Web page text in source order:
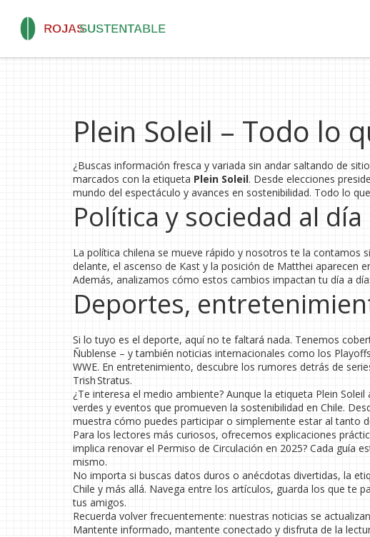
Plein Soleil – Todo lo
¿Buscas información fresca y variada sin andar saltando de
marcados con la etiqueta Plein Soleil. Desde elecciones
mundo del espectáculo y avances en sostenibilidad. Todo lo
Política y sociedad al día
La política chilena se mueve rápido y nosotros te la contamos
delante, el ascenso de Kast y la posición de Matthei aparecen
Además, analizamos cómo estos cambios impactan tu día a
Deportes,
Si lo tuyo es el deporte, aquí no te faltará nada. Tenemos
Ñublense – y también noticias internacionales como los
WWE. En entretenimiento, descubre los rumores detrás de
Trish Stratus.
¿Te interesa el medio ambiente? Aunque la etiqueta Plein
verdes y eventos que promueven la sostenibilidad en Chile.
muestra cómo puedes participar o simplemente estar al tanto
Para los lectores más curiosos, ofrecemos explicaciones
implica renovar el Permiso de Circulación en 2025? Cada guía
mismo.
No importa si buscas datos duros o anécdotas divertidas, la
Chile y más allá. Navega entre los artículos, guarda los que te
tus amigos.
Recuerda volver frecuentemente: nuestras noticias se
Mantente informado, mantente conectado y disfruta de la